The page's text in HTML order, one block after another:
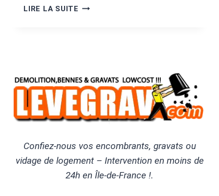
LIRE LA SUITE DÉBARRAS
Confiez-nous vos encombrants, gravats ou
vidage de logement – Intervention en moins de
24h en Île-de-France !.